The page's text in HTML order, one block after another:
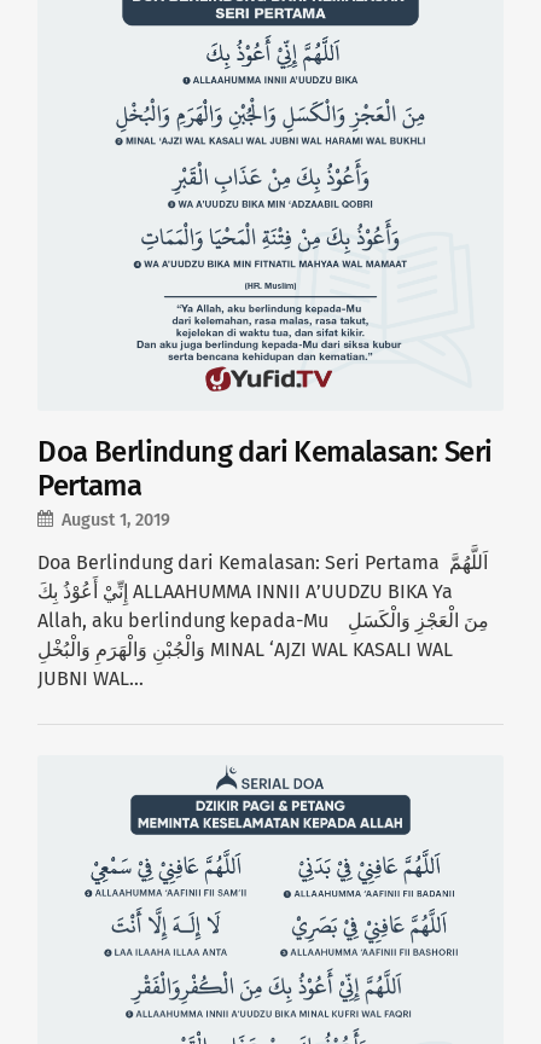
Doa Berlindung dari Kemalasan: Seri
Pertama
August 1, 2019
Doa Berlindung dari Kemalasan: Seri Pertama اَللَّهُمَّ
إِنِّيْ أَعُوْذُ بِكَ ALLAAHUMMA INNII A’UUDZU BIKA Ya
Allah, aku berlindung kepada-Mu مِنَ الْعَجْزِ وَالْكَسَلِ
وَالْجُبْنِ وَالْهَرَمِ وَالْبُخْلِ MINAL ‘AJZI WAL KASALI WAL
JUBNI WAL…